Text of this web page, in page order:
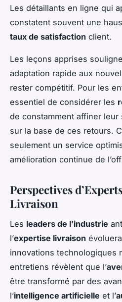
Les détaillants en ligne qui
constatent souvent une
taux de satisfaction client.
Les leçons apprises
adaptation rapide aux
rester compétitif. Pour les
essentiel de considérer les
de constamment affiner leur
sur la base de ces retours.
seulement un service
amélioration continue de
Perspectives
Livraison
Les leaders de l’industrie
l’expertise livraison
innovations technologiques
entretiens révèlent que l’
être transformé par des
l’intelligence artificielle et l’